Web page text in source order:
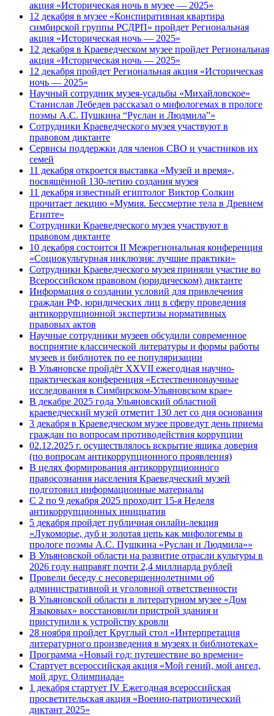
акция «Историческая ночь в музее — 2025»
12 декабря в музее «Конспиративная квартира
симбирской группы РСДРП» пройдет Региональная
акция «Историческая ночь — 2025»
12 декабря в Краеведческом музее пройдет Региональная
акция «Историческая ночь — 2025»
12 декабря пройдет Региональная акция «Историческая
ночь — 2025»
Научный сотрудник музея-усадьбы «Михайловское»
Станислав Лебедев рассказал о мифологемах в прологе
поэмы А.С. Пушкина “Руслан и Людмила”»
Сотрудники Краеведческого музея участвуют в
правовом диктанте
Сервисы поддержки для членов СВО и участников их
семей
11 декабря откроется выставка «Музей и время»,
посвящённой 130-летию создания музея
11 декабря известный египтолог Виктор Солкин
прочитает лекцию «Мумия. Бессмертие тела в Древнем
Египте»
Сотрудники Краеведческого музея участвуют в
правовом диктанте
10 декабря состоится II Межрегиональная конференция
«Cоциокультурная инклюзия: лучшие практики»
Сотрудники Краеведческого музея приняли участие во
Всероссийском правовом (юридическом) диктанте
Информация о создании условий для привлечения
граждан РФ, юридических лиц в сферу проведения
антикоррупционной экспертизы нормативных
правовых актов
Научные сотрудники музеев обсудили современное
восприятие классической литературы и формы работы
музеев и библиотек по ее популяризации
В Ульяновске пройдёт XXVII ежегодная научно-
практическая конференция «Естественнонаучные
исследования в Симбирском-Ульяновском крае»
В декабре 2025 года Ульяновский областной
краеведческий музей отметит 130 лет со дня основания
3 декабря в Краеведческом музее проведут день приема
граждан по вопросам противодействия коррупции
02.12.2025 г. осуществлялось вскрытие ящика доверия
(по вопросам антикоррупционного проявления)
В целях формирования антикоррупционного
правосознания населения Краеведческий музей
подготовил информационные материалы
С 2 по 9 декабря 2025 проходит 15-я Неделя
антикоррупционных инициатив
5 декабря пройдет публичная онлайн-лекция
«Лукоморье, дуб и золотая цепь как мифологемы в
прологе поэмы А.С. Пушкина «Руслан и Людмила»»
В Ульяновской области на развитие отрасли культуры в
2026 году направят почти 2,4 миллиарда рублей
Провели беседу с несовершеннолетними об
административной и уголовной ответственности
В Ульяновской области в литературном музее «Дом
Языковых» восстановили пристрой здания и
приступили к устройству кровли
28 ноября пройдет Круглый стол «Интерпретация
литературного произведения в музеях и библиотеках»
Программа «Новый год: путешествие во времени»
Стартует всероссийская акция «Мой гений, мой ангел,
мой друг. Олимпиада»
1 декабря стартует IV Ежегодная всероссийская
просветительская акция «Военно-патриотический
диктант 2025»